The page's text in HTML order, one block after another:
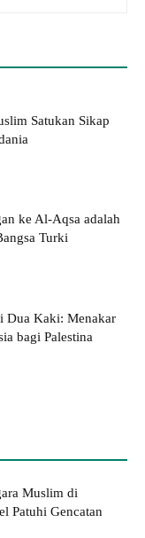
Satukan Sikap
ke Al-Aqsa adalah
Turki
Dua Kaki: Menakar
bagi Palestina
Muslim di
Patuhi Gencatan